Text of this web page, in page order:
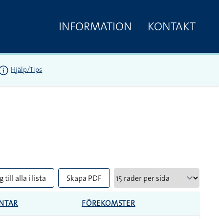
INFORMATION KONTAKT
Hjälp/Tips
till alla i lista Skapa PDF
FÖREKOMSTER